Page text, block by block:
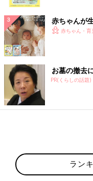
赤ちゃんが
赤ちゃん・育
お墓の撤去
PR(くらしの話題)
ラン